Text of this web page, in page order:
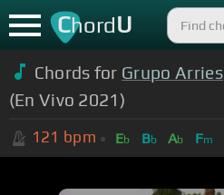
ChordU
Chords for Grupo
(En Vivo 2021)
121 bpm Eb Bb Ab Fm